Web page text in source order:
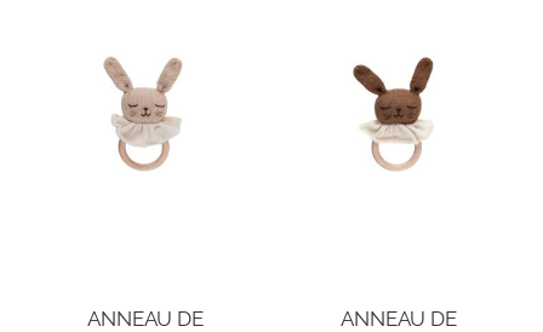
ANNEAU DE
ANNEAU DE